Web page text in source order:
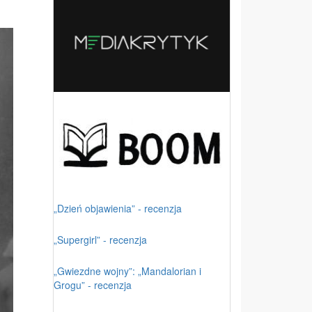
„Dzień objawienia” - recenzja
„Supergirl” - recenzja
„Gwiezdne wojny”: „Mandalorian i
Grogu” - recenzja